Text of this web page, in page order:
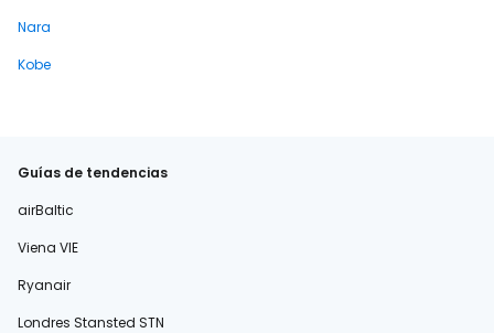
Nara
Kobe
Guías de tendencias
airBaltic
Viena VIE
Ryanair
Londres Stansted STN